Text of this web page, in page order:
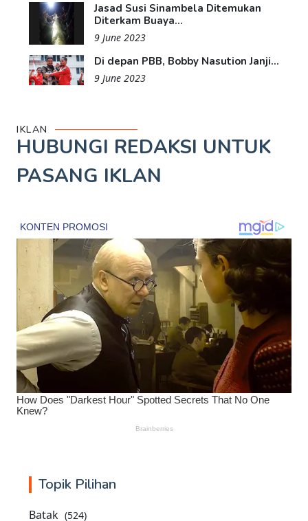
Jasad Susi Sinambela Ditemukan
Diterkam Buaya...
9 June 2023
Di depan PBB, Bobby Nasution Janji...
9 June 2023
IKLAN
HUBUNGI REDAKSI UNTUK
PASANG IKLAN
Topik Pilihan
Batak (524)